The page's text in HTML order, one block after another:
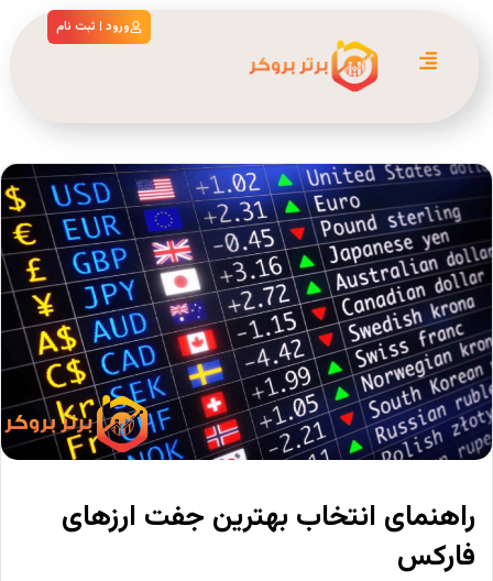
ورود | ثبت نام
راهنمای انتخاب بهترین جفت ارزهای
فارکس